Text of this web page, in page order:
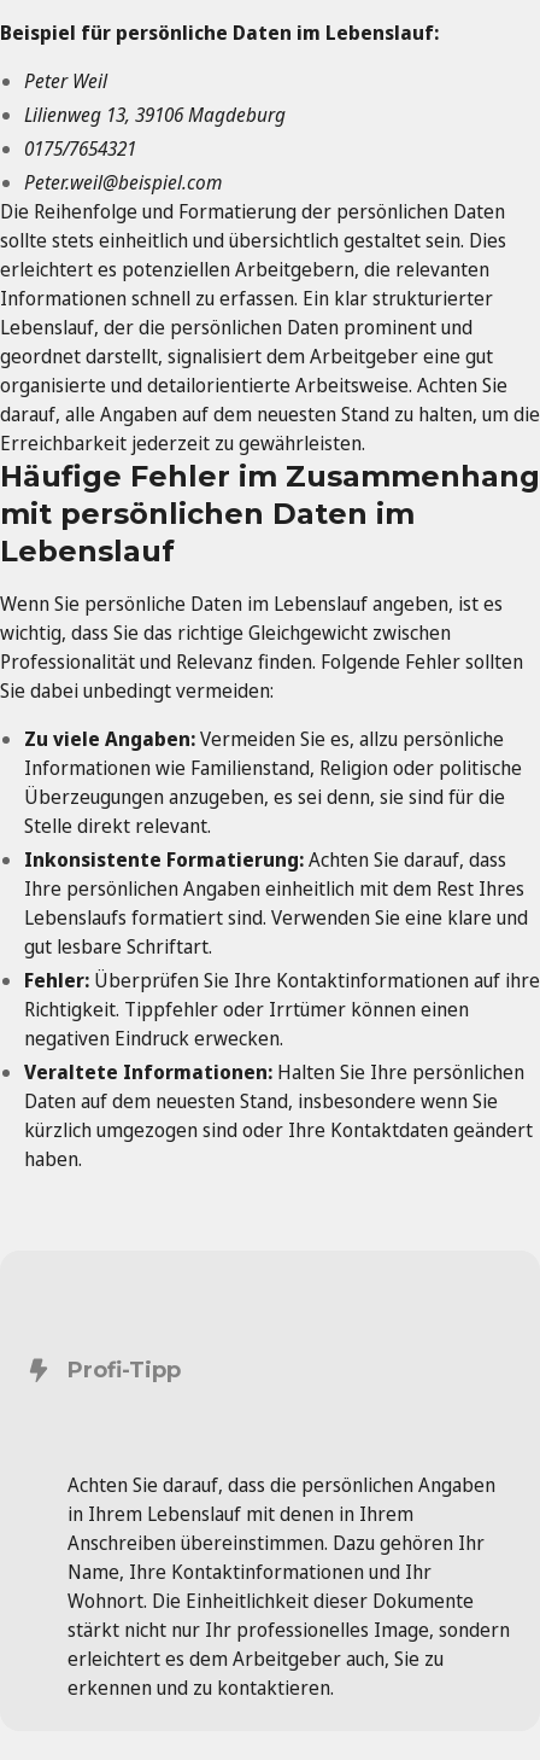
Beispiel für persönliche Daten im Lebenslauf:
Peter Weil
Lilienweg 13, 39106 Magdeburg
0175/7654321
Peter.weil@beispiel.com
Die Reihenfolge und Formatierung der persönlichen Daten
sollte stets einheitlich und übersichtlich gestaltet sein. Dies
erleichtert es potenziellen Arbeitgebern, die relevanten
Informationen schnell zu erfassen. Ein klar strukturierter
Lebenslauf, der die persönlichen Daten prominent und
geordnet darstellt, signalisiert dem Arbeitgeber eine gut
organisierte und detailorientierte Arbeitsweise. Achten Sie
darauf, alle Angaben auf dem neuesten Stand zu halten, um die
Erreichbarkeit jederzeit zu gewährleisten.
Häufige Fehler im Zusammenhang
mit persönlichen Daten im
Lebenslauf
Wenn Sie persönliche Daten im Lebenslauf angeben, ist es
wichtig, dass Sie das richtige Gleichgewicht zwischen
Professionalität und Relevanz finden. Folgende Fehler sollten
Sie dabei unbedingt vermeiden:
Zu viele Angaben:Vermeiden Sie es, allzu persönliche
Informationen wie Familienstand, Religion oder politische
Überzeugungen anzugeben, es sei denn, sie sind für die
Stelle direkt relevant.
Inkonsistente Formatierung:Achten Sie darauf, dass
Ihre persönlichen Angaben einheitlich mit dem Rest Ihres
Lebenslaufs formatiert sind. Verwenden Sie eine klare und
gut lesbare Schriftart.
Fehler: Überprüfen Sie Ihre Kontaktinformationen auf ihre
Richtigkeit. Tippfehler oder Irrtümer können einen
negativen Eindruck erwecken.
Veraltete Informationen: Halten Sie Ihre persönlichen
Daten auf dem neuesten Stand, insbesondere wenn Sie
kürzlich umgezogen sind oder Ihre Kontaktdaten geändert
haben.
Profi-Tipp
Achten Sie darauf, dass die persönlichen Angaben
in Ihrem Lebenslauf mit denen in Ihrem
Anschreiben übereinstimmen. Dazu gehören Ihr
Name, Ihre Kontaktinformationen und Ihr
Wohnort. Die Einheitlichkeit dieser Dokumente
stärkt nicht nur Ihr professionelles Image, sondern
erleichtert es dem Arbeitgeber auch, Sie zu
erkennen und zu kontaktieren.